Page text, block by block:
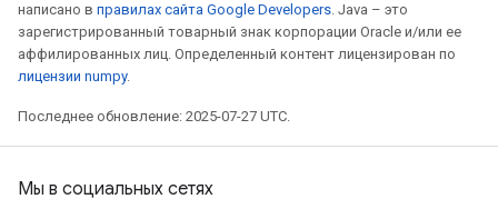
написано в правилах сайта Google Developers. Java – это
зарегистрированный товарный знак корпорации Oracle и/или ее
аффилированных лиц. Определенный контент лицензирован по
лицензии numpy.
Последнее обновление: 2025-07-27 UTC.
Мы в социальных сетях